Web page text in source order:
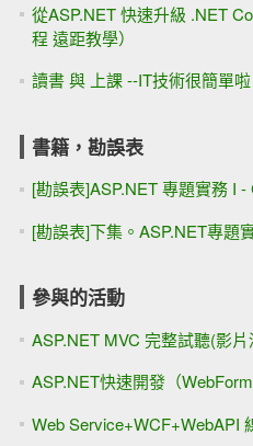
從ASP.NET 快速升級 .NET
程 遠距教學）
讀書 與 上課 --IT技術很簡單
書籍，勘誤表
[勘誤表]ASP.NET 專題實務 I
[勘誤表]下集。ASP.NET專題
參與的活動
ASP.NET MVC 完整試聽(影片
ASP.NET快速開發（
Web Service+WCF+WebAPI